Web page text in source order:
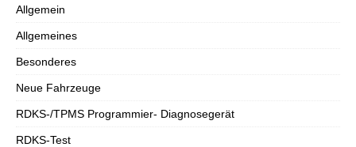
Allgemein
Allgemeines
Besonderes
Neue Fahrzeuge
RDKS-/TPMS Programmier- Diagnosegerät
RDKS-Test